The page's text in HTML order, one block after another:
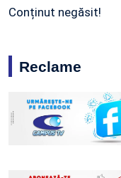
Conținut negăsit!
Reclame